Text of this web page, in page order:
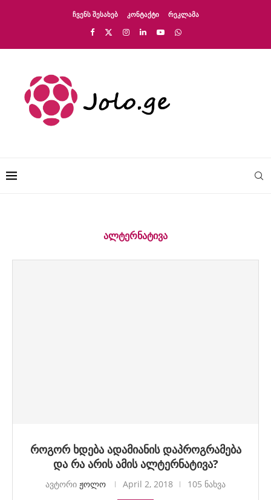
ᲩᲕᲔᲜᲡ ᲨᲔᲡᲐᲮᲔᲑ ᲙᲝᲜᲢᲐᲥᲢᲘ ᲠᲔᲙᲚᲐᲛᲐ
ᲐᲚᲢᲔᲠᲜᲐᲢᲘᲕᲐ
როგორ ხდება ადამიანის დაპროგრამება
და რა არის ამის ალტერნატივა?
ავტორი ჟოლო April 2, 2018 105 ნახვა